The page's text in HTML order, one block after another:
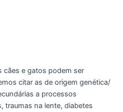
cães e gatos podem ser
citar as de origem genética/
a processos
traumas na lente, diabetes